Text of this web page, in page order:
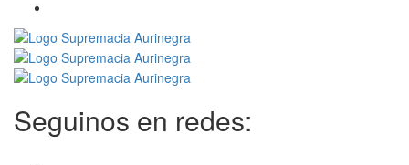
Seguinos en redes: